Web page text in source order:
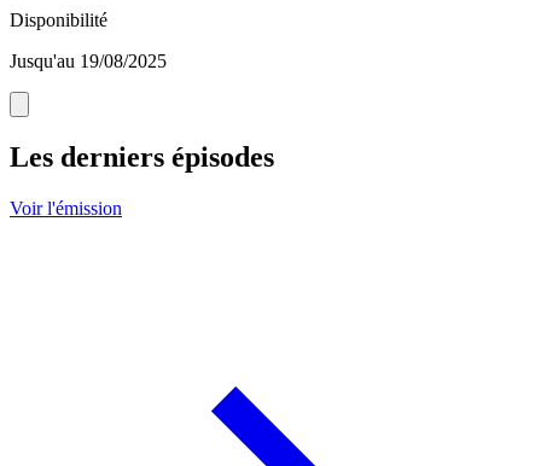
Disponibilité
Jusqu'au 19/08/2025
Les derniers épisodes
Voir l'émission